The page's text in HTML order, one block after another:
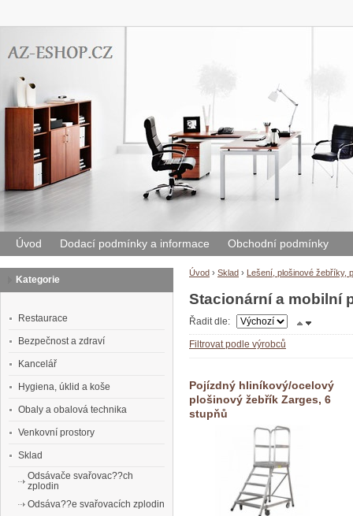
Úvod Dodací podmínky a informace Obchodní podmínky
Úvod › Sklad › Lešení, plošinové žebříky,
Stacionární a mobilní
Řadit dle:
Filtrovat podle výrobců
Pojízdný hliníkový/ocelový
plošinový žebřík Zarges, 6
stupňů
Kategorie
Restaurace
Bezpečnost a zdraví
Kancelář
Hygiena, úklid a koše
Obaly a obalová technika
Venkovní prostory
Sklad
Odsávače svařovac??ch
zplodin
Odsáva??e svařovacích zplodin